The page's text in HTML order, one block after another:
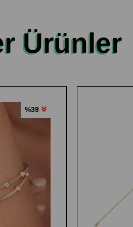
Ürünler
%39